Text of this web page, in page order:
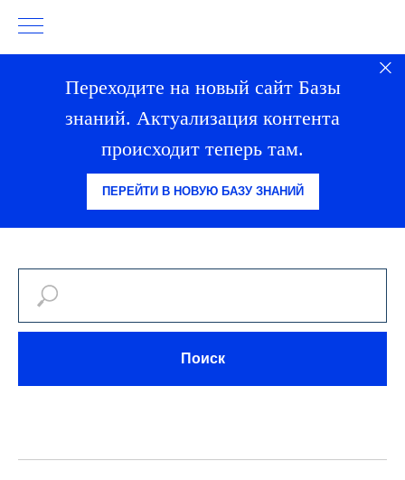
Переходите на новый сайт Базы
знаний. Актуализация контента
происходит теперь там.
ПЕРЕЙТИ В НОВУЮ БАЗУ ЗНАНИЙ
Поиск